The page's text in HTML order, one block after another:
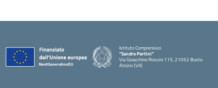
Istituto Comprensivo
"Sandro Pertini"
Via Gioacchino Rossini 115, 21052 Busto
Arsizio (VA)